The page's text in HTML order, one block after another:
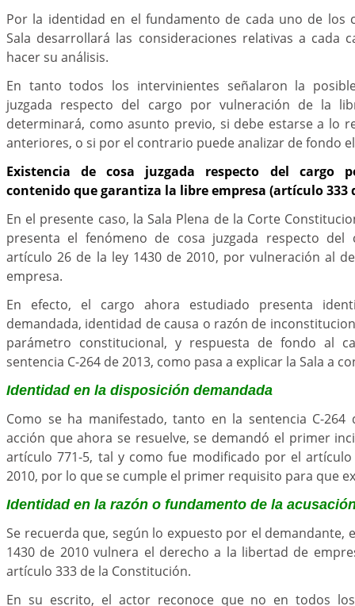
Por la identidad en el fundamento de cada uno de los
Sala desarrollará las consideraciones relativas a cada
hacer su análisis.
En tanto todos los intervinientes señalaron la
juzgada respecto del cargo por vulneración de la
determinará, como asunto previo, si debe estarse a lo
anteriores, o si por el contrario puede analizar de fondo
Existencia de cosa juzgada respecto del cargo
contenido que garantiza la libre empresa (artículo 333
En el presente caso, la Sala Plena de la Corte
presenta el fenómeno de cosa juzgada respecto
artículo 26 de la ley 1430 de 2010, por vulneración al
empresa.
En efecto, el cargo ahora estudiado presenta
demandada, identidad de causa o razón de
parámetro constitucional, y respuesta de fondo al
sentencia C-264 de 2013, como pasa a explicar la Sala a
Identidad en la disposición demandada
Como se ha manifestado, tanto en la sentencia C-264
acción que ahora se resuelve, se demandó el primer
artículo 771-5, tal y como fue modificado por el
2010, por lo que se cumple el primer requisito para que
Identidad en la razón o fundamento de la
Se recuerda que, según lo expuesto por el demandante,
1430 de 2010 vulnera el derecho a la libertad de
artículo 333 de la Constitución.
En su escrito, el actor reconoce que no en todos